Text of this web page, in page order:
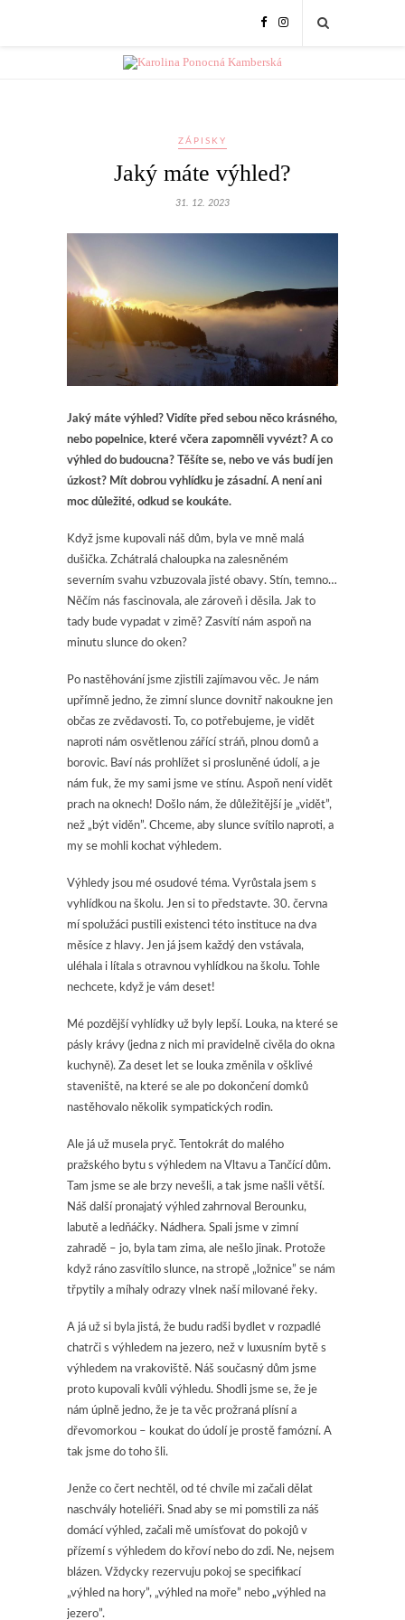
ZÁPISKY
Jaký máte výhled?
31. 12. 2023
Jaký máte výhled? Vidíte před sebou něco krásného,
nebo popelnice, které včera zapomněli vyvézt? A co
výhled do budoucna? Těšíte se, nebo ve vás budí jen
úzkost? Mít dobrou vyhlídku je zásadní. A není ani
moc důležité, odkud se koukáte.
Když jsme kupovali náš dům, byla ve mně malá
dušička. Zchátralá chaloupka na zalesněném
severním svahu vzbuzovala jisté obavy. Stín, temno…
Něčím nás fascinovala, ale zároveň i děsila. Jak to
tady bude vypadat v zimě? Zasvítí nám aspoň na
minutu slunce do oken?
Po nastěhování jsme zjistili zajímavou věc. Je nám
upřímně jedno, že zimní slunce dovnitř nakoukne jen
občas ze zvědavosti. To, co potřebujeme, je vidět
naproti nám osvětlenou zářící stráň, plnou domů a
borovic. Baví nás prohlížet si prosluněné údolí, a je
nám fuk, že my sami jsme ve stínu. Aspoň není vidět
prach na oknech! Došlo nám, že důležitější je „vidět”,
než „být viděn”. Chceme, aby slunce svítilo naproti, a
my se mohli kochat výhledem.
Výhledy jsou mé osudové téma. Vyrůstala jsem s
vyhlídkou na školu. Jen si to představte. 30. června
mí spolužáci pustili existenci této instituce na dva
měsíce z hlavy. Jen já jsem každý den vstávala,
uléhala i lítala s otravnou vyhlídkou na školu. Tohle
nechcete, když je vám deset!
Mé pozdější vyhlídky už byly lepší. Louka, na které se
pásly krávy (jedna z nich mi pravidelně civěla do okna
kuchyně). Za deset let se louka změnila v ošklivé
staveniště, na které se ale po dokončení domků
nastěhovalo několik sympatických rodin.
Ale já už musela pryč. Tentokrát do malého
pražského bytu s výhledem na Vltavu a Tančící dům.
Tam jsme se ale brzy nevešli, a tak jsme našli větší.
Náš další pronajatý výhled zahrnoval Berounku,
labutě a ledňáčky. Nádhera. Spali jsme v zimní
zahradě – jo, byla tam zima, ale nešlo jinak. Protože
když ráno zasvítilo slunce, na stropě „ložnice” se nám
třpytily a míhaly odrazy vlnek naší milované řeky.
A já už si byla jistá, že budu radši bydlet v rozpadlé
chatrči s výhledem na jezero, než v luxusním bytě s
výhledem na vrakoviště. Náš současný dům jsme
proto kupovali kvůli výhledu. Shodli jsme se, že je
nám úplně jedno, že je ta věc prožraná plísní a
dřevomorkou – koukat do údolí je prostě famózní. A
tak jsme do toho šli.
Jenže co čert nechtěl, od té chvíle mi začali dělat
naschvály hoteliéři. Snad aby se mi pomstili za náš
domácí výhled, začali mě umísťovat do pokojů v
přízemí s výhledem do křoví nebo do zdi. Ne, nejsem
blázen. Vždycky rezervuju pokoj se specifikací
„výhled na hory”, „výhled na moře” nebo „výhled na
jezero”.